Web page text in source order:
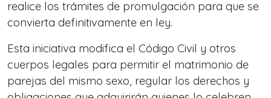
realice los trámites de promulgación para que se
convierta definitivamente en ley.
Esta iniciativa modifica el Código Civil y otros
cuerpos legales para permitir el matrimonio de
parejas del mismo sexo, regular los derechos y